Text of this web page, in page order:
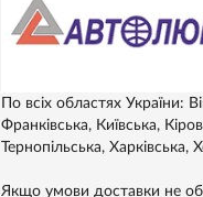
По всіх областях України:
Франківська, Київська,
Тернопільська, Харківська,
Якщо умови доставки не